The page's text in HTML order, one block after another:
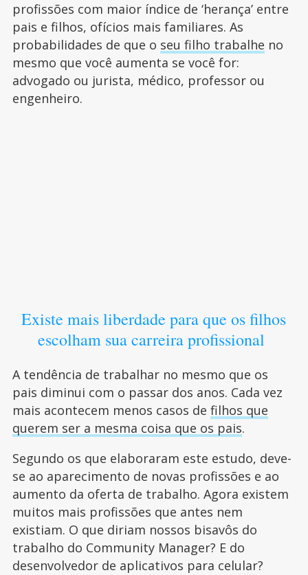
profissões com maior índice de ‘herança’ entre
pais e filhos, ofícios mais familiares. As
probabilidades de que o seu filho trabalhe no
mesmo que você aumenta se você for:
advogado ou jurista, médico, professor ou
engenheiro.
Existe mais liberdade para que os filhos
escolham sua carreira profissional
A tendência de trabalhar no mesmo que os
pais diminui com o passar dos anos. Cada vez
mais acontecem menos casos de filhos que
querem ser a mesma coisa que os pais.
Segundo os que elaboraram este estudo, deve-
se ao aparecimento de novas profissões e ao
aumento da oferta de trabalho. Agora existem
muitos mais profissões que antes nem
existiam. O que diriam nossos bisavôs do
trabalho do Community Manager? E do
desenvolvedor de aplicativos para celular?